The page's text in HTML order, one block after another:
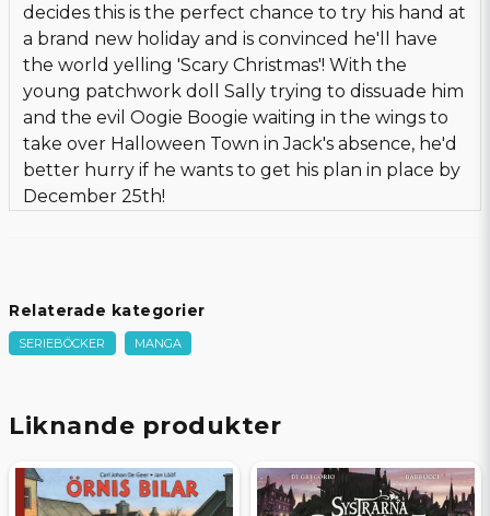
decides this is the perfect chance to try his hand at
a brand new holiday and is convinced he'll have
the world yelling 'Scary Christmas'! With the
young patchwork doll Sally trying to dissuade him
and the evil Oogie Boogie waiting in the wings to
take over Halloween Town in Jack's absence, he'd
better hurry if he wants to get his plan in place by
December 25th!
Relaterade kategorier
SERIEBÖCKER MANGA
Liknande produkter